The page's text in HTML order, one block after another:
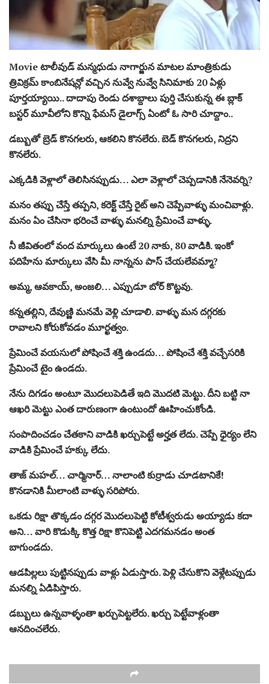
Movie టాలీవుడ్ మన్మధుడు నాగార్జున మాటల మాంత్రికుడు
త్రివిక్రమ్ కాంబినేషన్లో వచ్చిన నువ్వే నువ్వే సినిమాకు 20 ఏళ్లు
పూర్తయ్యాయి.. దాదాపు రెండు దశాబ్దాలు పుర్తి చేసుకున్న ఈ బ్లాక్
బస్టర్ మూవీలోని కొన్ని ఫేమస్ డైలాగ్స్ ఏంటో ఓ సారి చూద్దాం..
డబ్బుతో బ్రెడ్ కొనగలరు, ఆకలిని కొనలేరు. బెడ్ కొనగలరు, నిద్రని
కొనలేరు.
ఎక్కడికి వెళ్లాలో తెలిసినప్పుడు… ఎలా వెళ్లాలో చెప్పడానికి నేనెవర్ని?
మనం తప్పు చేస్తే తప్పని, కరెక్ట్ చేస్తే రైట్ అని చెప్పేవాళ్ళు మంచివాళ్లు.
మనం ఏం చేసినా భరించే వాళ్ళు మనల్ని ప్రేమించే వాళ్ళు.
నీ జీవితంలో వంద మార్కులు ఉంటే 20 నాకు, 80 వాడికి. ఇంకో
పదిహేను మార్కులు వేసి మీ నాన్నను పాస్ చేయలేవమ్మా?
అమ్మ, ఆవకాయ్, అంజలి… ఎప్పుడూ బోర్ కొట్టవు.
కన్నతల్లిని, దేవుణ్ణి మనమే వెళ్లి చూడాలి. వాళ్ళు మన దగ్గరకు
రావాలని కోరుకోవడం మూర్ఖత్వం.
ప్రేమించే వయసులో పోషించే శక్తి ఉండదు… పోషించే శక్తి వచ్చేసరికి
ప్రేమించే టైం ఉండదు.
నేను దిగడం అంటూ మొదలుపెడితే ఇది మొదటి మెట్టు. దీని బట్టి నా
ఆఖరి మెట్టు ఎంత దారుణంగా ఉంటుందో ఊహించుకోండి.
సంపాదించడం చేతకాని వాడికి ఖర్చుపెట్టే అర్హత లేదు. చెప్పే ధైర్యం లేని
వాడికి ప్రేమించే హక్కు లేదు.
తాజ్ మహల్… చార్మినార్… నాలాంటి కుర్రాడు చూడటానికే!
కొనడానికి మీలాంటి వాళ్ళు సరిపోరు.
ఒకడు రిక్షా తొక్కడం దగ్గర మొదలుపెట్టి కోటీశ్వరుడు అయ్యాడు కదా
అని… వారి కొడుక్కి కొత్త రిక్షా కొనిపెట్టి ఎదగమనడం అంత
బాగుండదు.
ఆడపిల్లలు పుట్టినప్పుడు వాళ్లు ఏడుస్తారు. పెళ్లి చేసుకొని వెళ్లేటప్పుడు
మనల్ని ఏడిపిస్తారు.
డబ్బులు ఉన్నవాళ్ళంతా ఖర్చుపెట్టలేరు. ఖర్చు పెట్టేవాళ్లంతా
ఆనదించలేరు.